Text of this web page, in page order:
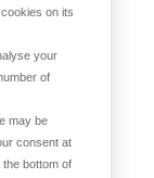
on its
your
of
may be
consent at
bottom of